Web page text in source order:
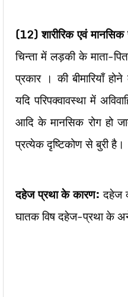
(12)शारीरिक एवं मानसिक
चिन्ता में लड़की के माता-
प्रकार । की बीमारियाँ
यदि परिपक्वावस्था में
आदि के मानसिक रोग हो
प्रत्येक दृष्टिकोण से बुरी है।
दहेज प्रथा के कारण: दहेज
घातक विष दहेज-प्रथा के